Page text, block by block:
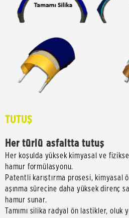
TUTUŞ
Her türlü asfaltta tutuş
Her koşulda yüksek kimyasal ve
hamur formülasyonu.
Patentli karıştırma prosesi, kimyasal
aşınma sürecine daha yüksek direnç
hamur sunar.
Tamımı silika radyal ön lastikler, oluk